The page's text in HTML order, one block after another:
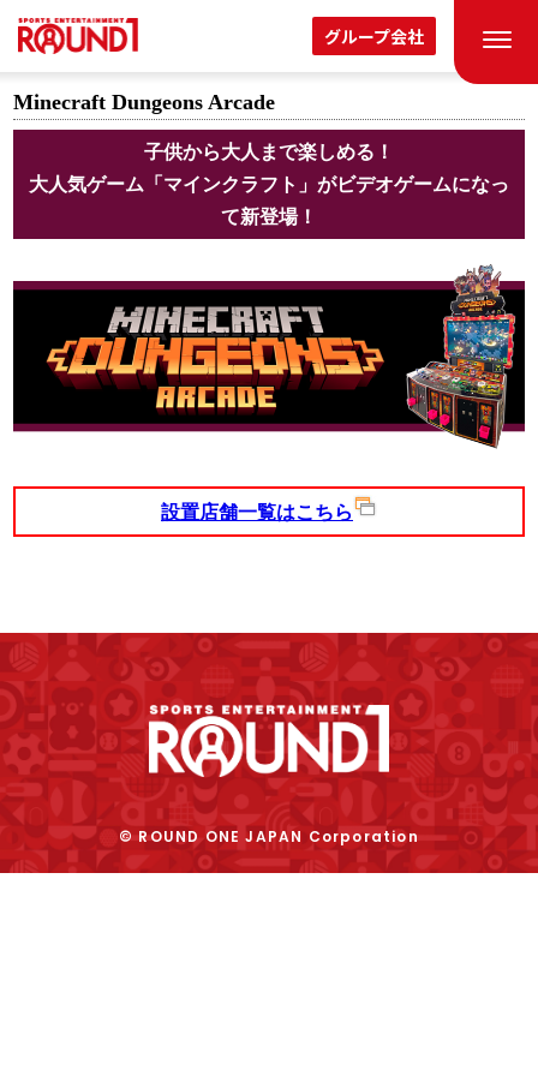
グループ会社
Minecraft Dungeons Arcade
子供から大人まで楽しめる！
大人気ゲーム「マインクラフト」がビデオゲームになっ
て新登場！
設置店舗一覧はこちら
© ROUND ONE JAPAN Corporation